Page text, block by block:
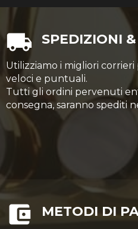
SPEDIZIONI
Utilizziamo i migliori
veloci e puntuali.
Tutti gli ordini pervenuti
consegna, saranno spediti
METODI DI